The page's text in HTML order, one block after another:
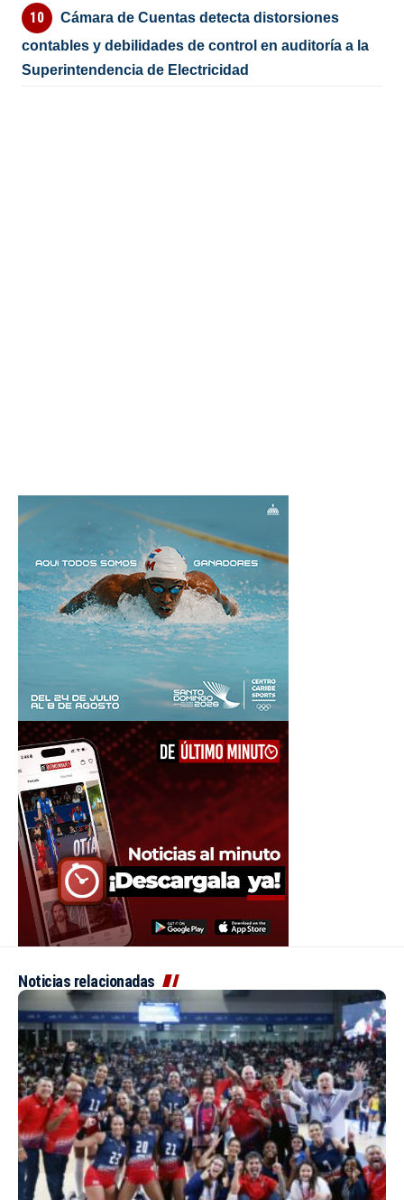
Cámara de Cuentas detecta distorsiones
contables y debilidades de control en auditoría a la
Superintendencia de Electricidad
Noticias relacionadas